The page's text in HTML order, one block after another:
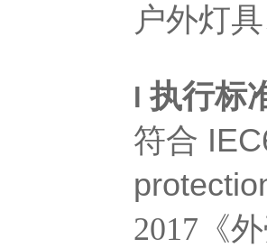
户外灯
执行标
符合
2017 《